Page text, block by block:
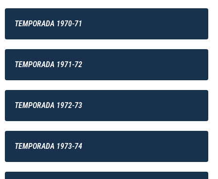
TEMPORADA 1970-71
TEMPORADA 1971-72
TEMPORADA 1972-73
TEMPORADA 1973-74